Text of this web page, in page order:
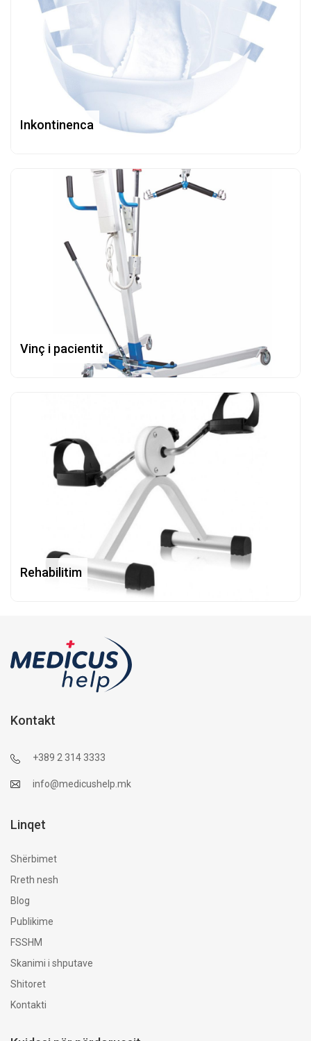
Inkontinenca
Vinç i pacientit
Rehabilitim
Kontakt
+389 2 314 3333
info@medicushelp.mk
Linqet
Shërbimet
Rreth nesh
Blog
Publikime
FSSHM
Skanimi i shputave
Shitoret
Kontakti